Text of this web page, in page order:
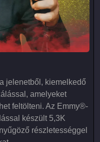
jelenetből, kiemelkedő
amelyeket
feltölteni. Az Emmy®-
készült 5,3K
részletességgel